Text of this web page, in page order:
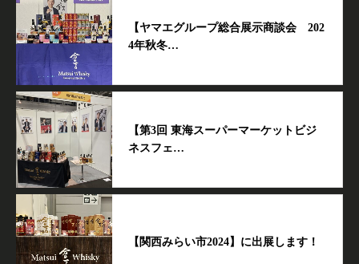
【ヤマエグループ総合展示商談会 202
4年秋冬…
【第3回 東海スーパーマーケットビジ
ネスフェ…
【関西みらい市2024】に出展します！